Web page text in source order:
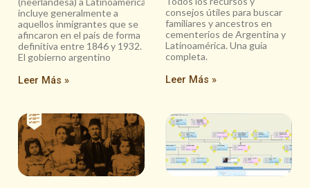
incluye generalmente a
aquellos inmigrantes que se
afincaron en el país de forma
definitiva entre 1846 y 1932.
El gobierno argentino
Leer Más »
consejos útiles para buscar
familiares y ancestros en
cementerios de Argentina y
Latinoamérica. Una guía
completa.
Leer Más »